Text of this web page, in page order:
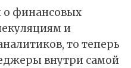
о финансовых
и
то теперь
внутри самой